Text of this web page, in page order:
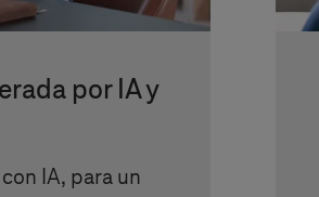
por IA y
IA, para un